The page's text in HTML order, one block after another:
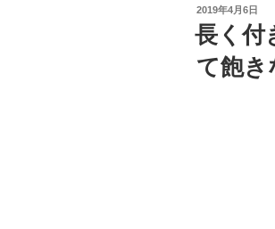
投
稿
日:
2019年4月6日
長く付
て飽き